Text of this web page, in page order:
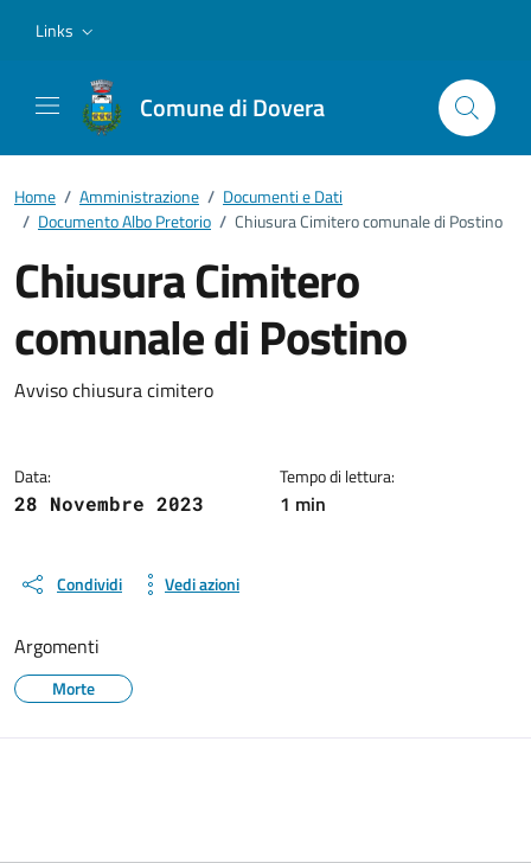
Links
Comune di Dovera
Home / Amministrazione / Documenti e Dati
/ Documento Albo Pretorio / Chiusura Cimitero comunale di Postino
Chiusura Cimitero
comunale di Postino
Dettagli del documento
Avviso chiusura cimitero
Data:
28 Novembre 2023
Tempo di lettura:
1 min
Condividi Vedi azioni
Argomenti
Morte